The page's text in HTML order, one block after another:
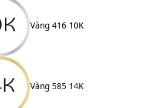
Vàng 416 10K
Vàng 585 14K